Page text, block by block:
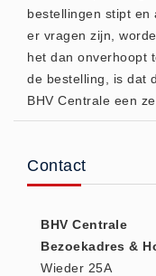
COVID-19 artikelen
COVID-19 artikelen
COVID-19 artikelen
Drogisterij
Desinfectants (6)
Overige (1)
bestellingen stipt en
er vragen zijn,
het dan onverhoopt
de bestelling, is dat
BHV Centrale een
Contact
BHV Centrale
Bezoekadres &
Wieder 25A